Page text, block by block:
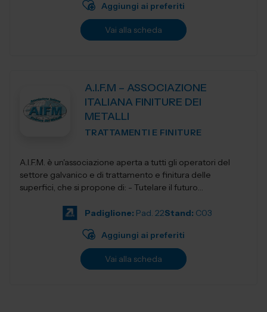
Aggiungi ai preferiti
Vai alla scheda
A.I.F.M – ASSOCIAZIONE
ITALIANA FINITURE DEI
METALLI
TRATTAMENTI E FINITURE
A.I.F.M. è un'associazione aperta a tutti gli operatori del
settore galvanico e di trattamento e finitura delle
superfici, che si propone di: - Tutelare il futuro
Padiglione: Pad. 22Stand: C03
Aggiungi ai preferiti
Vai alla scheda